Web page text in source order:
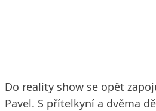
Do reality show se opět
Pavel. S přítelkyní a dvěma